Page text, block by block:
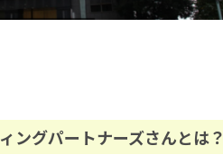
ングパートナーズさんとは？